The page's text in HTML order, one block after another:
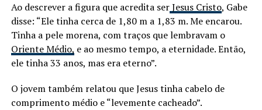
Ao descrever a figura que acredita serJesus Cristo, Gabe
disse: “Ele tinha cerca de 1,80 m a 1,83 m. Me encarou.
Tinha a pele morena, com traços que lembravam o
Oriente Médio, e ao mesmo tempo, a eternidade. Então,
ele tinha 33 anos, mas era eterno”.
O jovem também relatou que Jesus tinha cabelo de
comprimento médio e “levemente cacheado”.